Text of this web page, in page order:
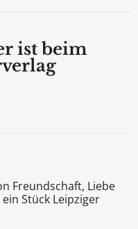
ist beim
Freundschaft, Liebe
Stück Leipziger